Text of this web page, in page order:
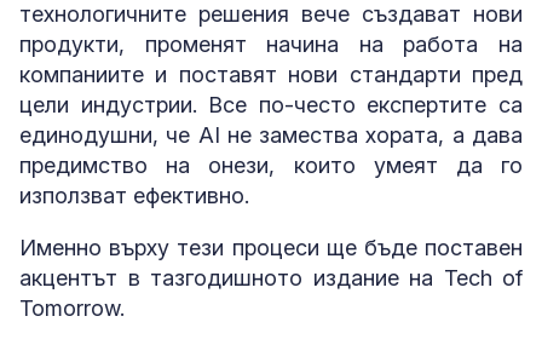
технологичните решения вече създават нови
продукти, променят начина на работа на
компаниите и поставят нови стандарти пред
цели индустрии. Все по-често експертите са
единодушни, че AI не замества хората, а дава
предимство на онези, които умеят да го
използват ефективно.
Именно върху тези процеси ще бъде поставен
акцентът в тазгодишното издание на Tech of
Tomorrow.